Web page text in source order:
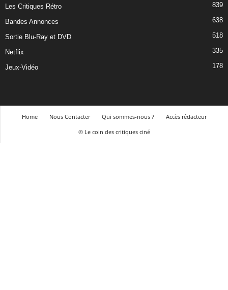
Les Critiques Rétro 839
Bandes Annonces 638
Sortie Blu-Ray et DVD 518
Netflix 335
Jeux-Vidéo 178
Home Nous Contacter Qui sommes-nous ?
Accès rédacteur
© Le coin des critiques ciné